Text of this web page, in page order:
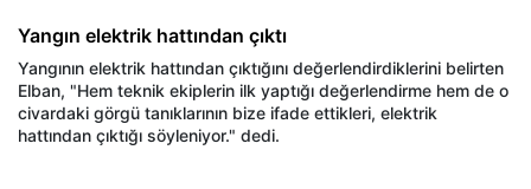
Yangın elektrik hattından çıktı
Yangının elektrik hattından çıktığını değerlendirdiklerini belirten
Elban, "Hem teknik ekiplerin ilk yaptığı değerlendirme hem de o
civardaki görgü tanıklarının bize ifade ettikleri, elektrik
hattından çıktığı söyleniyor." dedi.